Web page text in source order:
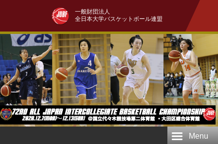
一般財団法人
全日本大学バスケットボール連盟
Menu